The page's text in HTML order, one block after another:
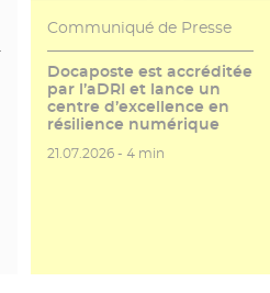
Communiqué de Presse
Docaposte est accréditée
par l’aDRI et lance un
centre d’excellence en
résilience numérique
Date de publication
21.07.2026 - Temps de lecture
4 min